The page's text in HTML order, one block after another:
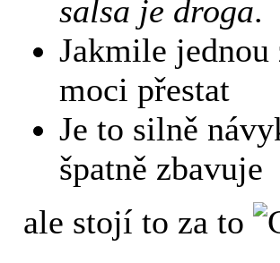
salsa je droga.
Jakmile jednou
moci přestat
Je to silně
špatně zbavuje
ale stojí to za to